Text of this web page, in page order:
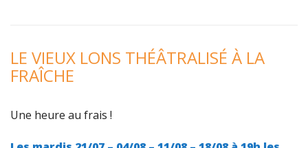
LE VIEUX LONS THÉÂTRALISÉ À LA
FRAÎCHE
Une heure au frais !